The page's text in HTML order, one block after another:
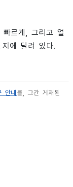
르게, 그리고 얼
에 달려 있다.
안내 를, 그간 게재된